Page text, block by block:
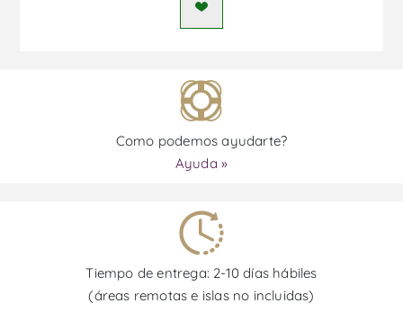
Como podemos ayudarte?
Ayuda »
Tiempo de entrega: 2-10 días hábiles
(áreas remotas e islas no incluidas)